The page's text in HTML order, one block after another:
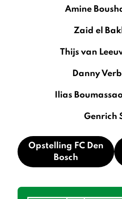
Amine
Zaid el
Thijs van
Danny
Ilias
Genrich
Opstelling FC Den
Bosch